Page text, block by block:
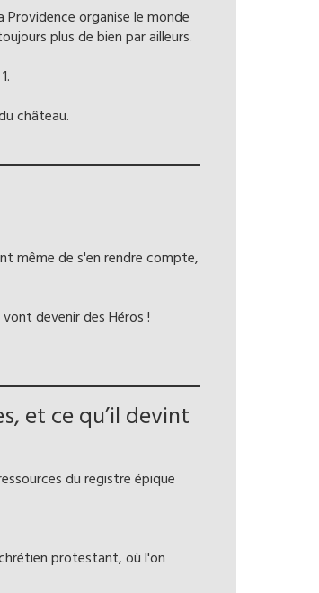
organise le monde
plus de bien par ailleurs.
château.
même de s'en rendre compte,
devenir des Héros !
et ce qu’il devint
du registre épique
protestant, où l'on